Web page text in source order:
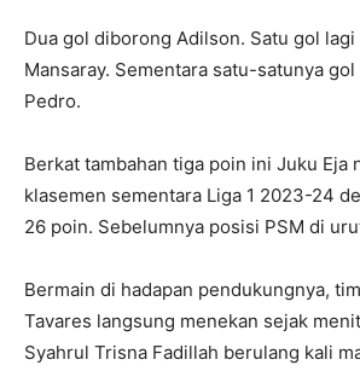
Dua gol diborong Adilson. Satu gol
Mansaray. Sementara satu-satunya
Pedro.
Berkat tambahan tiga poin ini Juku Eja
klasemen sementara Liga 1 2023-24
26 poin. Sebelumnya posisi PSM di
Bermain di hadapan pendukungnya,
Tavares langsung menekan sejak
Syahrul Trisna Fadillah berulang kali